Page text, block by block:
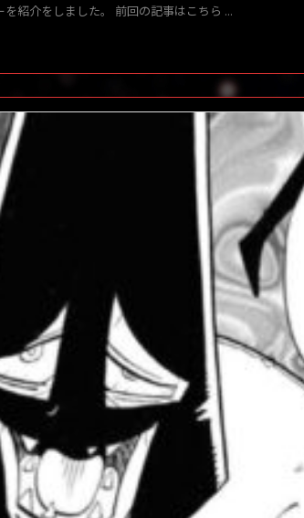
紹介をしました。 前回の記事はこちら ...